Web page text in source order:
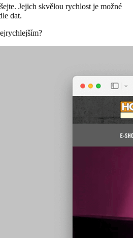
Jejich skvělou rychlost je možné
dat.